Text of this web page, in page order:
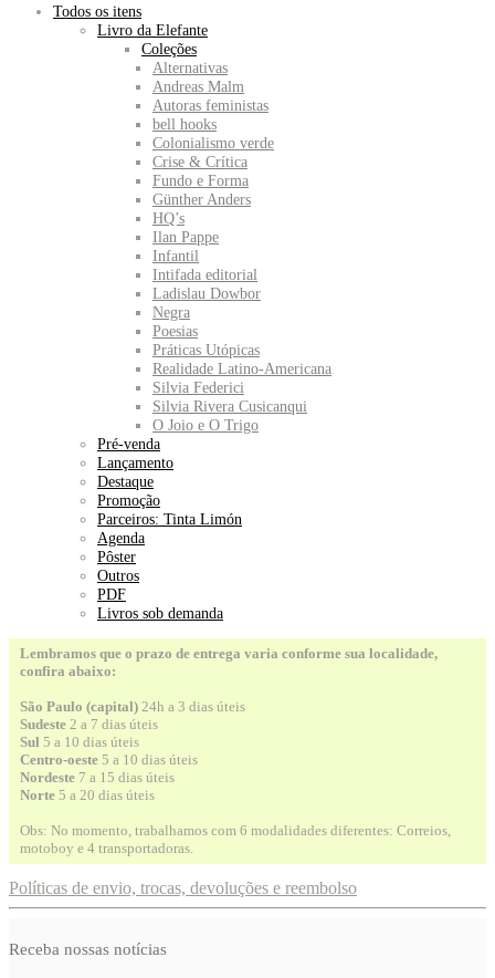
Todos os itens
Livro da Elefante
Coleções
Alternativas
Andreas Malm
Autoras feministas
bell hooks
Colonialismo verde
Crise & Crítica
Fundo e Forma
Günther Anders
HQ’s
Ilan Pappe
Infantil
Intifada editorial
Ladislau Dowbor
Negra
Poesias
Práticas Utópicas
Realidade Latino-Americana
Silvia Federici
Silvia Rivera Cusicanqui
O Joio e O Trigo
Pré-venda
Lançamento
Destaque
Promoção
Parceiros: Tinta Limón
Agenda
Pôster
Outros
PDF
Livros sob demanda
Lembramos que o prazo de entrega varia conforme sua localidade,
confira abaixo:
São Paulo (capital) 24h a 3 dias úteis
Sudeste 2 a 7 dias úteis
Sul 5 a 10 dias úteis
Centro-oeste 5 a 10 dias úteis
Nordeste 7 a 15 dias úteis
Norte 5 a 20 dias úteis
Obs: No momento, trabalhamos com 6 modalidades diferentes: Correios,
motoboy e 4 transportadoras.
Políticas de envio, trocas, devoluções e reembolso
Receba nossas notícias